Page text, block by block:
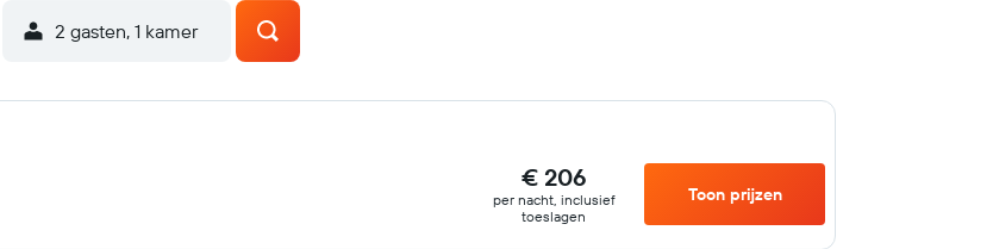
2 gasten, 1 kamer
€ 206
per nacht, inclusief
toeslagen
Toon prijzen